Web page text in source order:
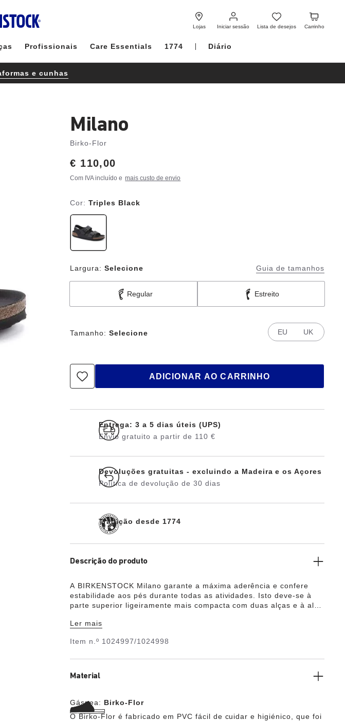
Lojas Iniciar sessão
Iniciar
sessão
Lista de desejos
Lista
de
Carrinho
Carrinho
Profissionais Care Essentials 1774 Diário
e cunhas
Milano
Birko-Flor
Price:
€ 110,00
Com IVA incluído e mais custo de envio
Cor:Triples Black
Largura: Selecione Guia de tamanhos
Regular Estreito
Tamanho: Selecione EU UK
ADICIONAR AO CARRINHO
Entrega: 3 a 5 dias úteis (UPS)
Envio gratuito a partir de 110 €
Devoluções gratuitas - excluindo a Madeira e os Açores
Política de devolução de 30 dias
Tradição desde 1774
Descrição do produto
A BIRKENSTOCK Milano garante a máxima aderência e confere
estabilidade aos pés durante todas as atividades. Isto deve-se à
parte superior ligeiramente mais compacta com duas alças e à alça
o visual de sofisticação do sapato. A parte superior é feita de
Ler mais
Item n.º 1024997/1024998
Material
Gáspea: Birko-Flor
O Birko-Flor é fabricado em PVC fácil de cuidar e higiénico, que foi